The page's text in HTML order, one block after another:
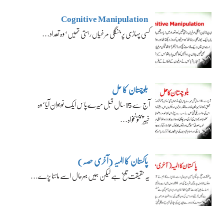
Cognitive Manipulation
کسی پہاڑی پر جنگلی مرغیاں رہتی تھیں‘ وہ تعداد…
بلوچستان کا حل
آج سے 15 سال قبل میرے پاس ایک نوجوان آیا‘ وہ
خیبرپختونخواہ…
پاکستان کا المیہ (آخری حصہ)
یہ حقیقت تلخ ہے لیکن ہمیں بہرحال اسے ماننا پڑے…